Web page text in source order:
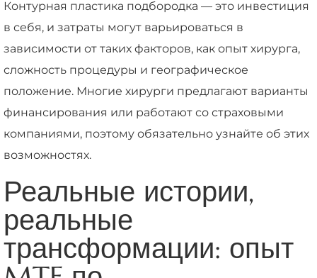
Контурная пластика подбородка — это инвестиция
в себя, и затраты могут варьироваться в
зависимости от таких факторов, как опыт хирурга,
сложность процедуры и географическое
положение. Многие хирурги предлагают варианты
финансирования или работают со страховыми
компаниями, поэтому обязательно узнайте об этих
возможностях.
Реальные истории,
реальные
трансформации: опыт